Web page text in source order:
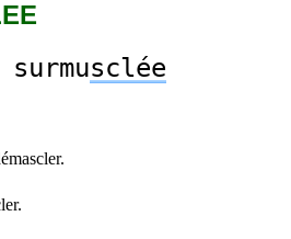
surmusclée